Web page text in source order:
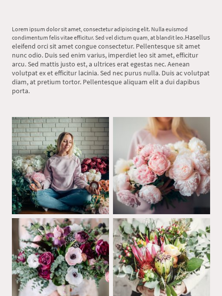
Lorem ipsum dolor sit amet, consectetur adipiscing elit. Nulla euismod
condimentum felis vitae efficitur. Sed vel dictum quam, at blandit leo.Hasellus
eleifend orci sit amet congue consectetur. Pellentesque sit amet
nunc odio. Duis sed enim varius, imperdiet leo sit amet, efficitur
arcu. Sed mattis justo est, a ultrices erat egestas nec. Aenean
volutpat ex et efficitur lacinia. Sed nec purus nulla. Duis ac volutpat
diam, at pretium tortor. Pellentesque aliquam elit a dui dapibus
porta.